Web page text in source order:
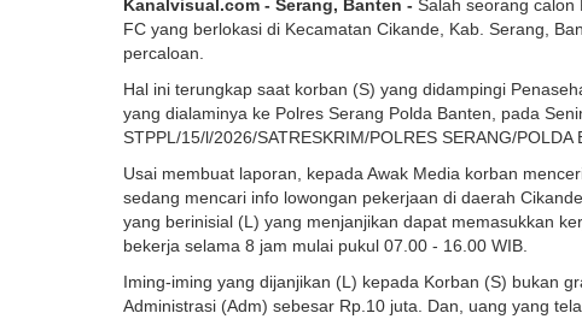
Kanalvisual.com - Serang, Banten - Salah seorang calon
FC yang berlokasi di Kecamatan Cikande, Kab. Serang,
percaloan.
Hal ini terungkap saat korban (S) yang didampingi
yang dialaminya ke Polres Serang Polda Banten, pada
STPPL/15/l/2026/SATRESKRIM/POLRES SERANG/POLDA
Usai membuat laporan, kepada Awak Media korban
sedang mencari info lowongan pekerjaan di daerah
yang berinisial (L) yang menjanjikan dapat memasukkan
bekerja selama 8 jam mulai pukul 07.00 - 16.00 WIB.
Iming-iming yang dijanjikan (L) kepada Korban (S) bukan
Administrasi (Adm) sebesar Rp.10 juta. Dan, uang yang